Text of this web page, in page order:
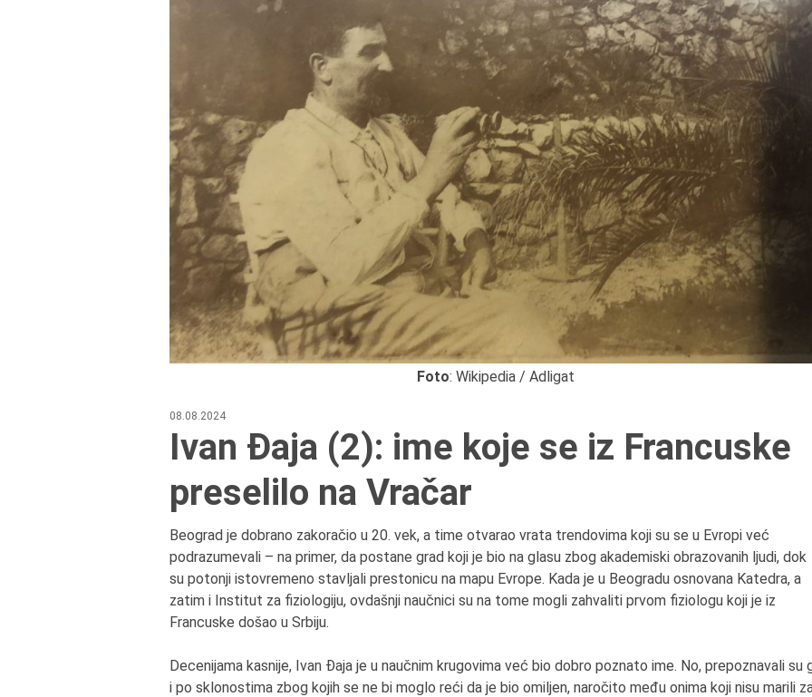
Foto: Wikipedia / Adligat
08.08.2024
Ivan Đaja (2): ime koje se iz Francuske
preselilo na Vračar
Beograd je dobrano zakoračio u 20. vek, a time otvarao vrata trendovima koji su se u Evropi već
podrazumevali – na primer, da postane grad koji je bio na glasu zbog akademiski obrazovanih ljudi, dok
su potonji istovremeno stavljali prestonicu na mapu Evrope. Kada je u Beogradu osnovana Katedra, a
zatim i Institut za fiziologiju, ovdašnji naučnici su na tome mogli zahvaliti prvom fiziologu koji je iz
Francuske došao u Srbiju.
Decenijama kasnije, Ivan Đaja je u naučnim krugovima već bio dobro poznato ime. No, prepoznavali su
i po sklonostima zbog kojih se ne bi moglo reći da je bio omiljen, naročito među onima koji nisu marili
predsednik Udruženja
pilota Jugoslavije.